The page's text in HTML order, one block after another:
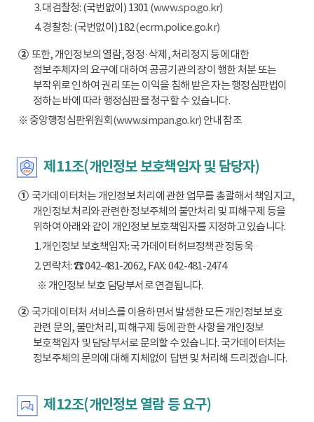
3. 대검찰청: (국번없이) 1301 (www.spo.go.kr)
4. 경찰청: (국번없이) 182(ecrm.police.go.kr)
②또한, 개인정보의 열람, 정정·삭제, 처리정지 등에 대한
정보주체자의 요구에 대하여 공공기관의 장이 행한 처분 또는
부작위로 인하여 권리 또는 이익을 침해 받은 자는 행정심판법이
정하는 바에 따라 행정심판을 청구할 수 있습니다.
※ 중앙행정심판위원회(www.simpan.go.kr) 안내 참조
제11조(개인정보 보호책임자 및 담당자)
①국가데이터처는 개인정보 처리에 관한 업무를 총괄해서 책임지고,
개인정보 처리와 관련한 정보주체의 불만처리 및 피해구제 등을
위하여 아래와 같이 개인정보 보호책임자를 지정하고 있습니다.
1. 개인정보 보호책임자: 국가데이터허브정책관 정동욱
2. 연락처: ☎ 042-481-2062, FAX: 042-481-2474
※ 개인정보 보호 담당부서로 연결됩니다.
②국가데이터처 서비스를 이용하면서 발생한 모든 개인정보 보호
관련 문의, 불만처리, 피해구제 등에 관한 사항을 개인정보
보호책임자 및 담당부서로 문의할 수 있습니다. 국가데이터처는
정보주체의 문의에 대해 지체없이 답변 및 처리해 드리겠습니다.
제12조(개인정보 열람 등 요구)